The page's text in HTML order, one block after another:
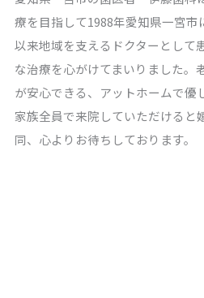
療を目指して1988年愛知県一宮市
以来地域を支えるドクターとして
な治療を心がけてまいりました。
が安心できる、アットホームで優
家族全員で来院していただけると
同、心よりお待ちしております。